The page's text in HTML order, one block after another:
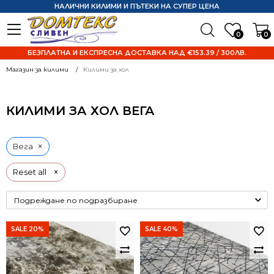
0 0
НАЛИЧНИ КИЛИМИ И ПЪТЕКИ НА СУПЕР ЦЕНА
БЕЗПЛАТНА И ЕКСПРЕСНА ДОСТАВКА НАД €153.39 / 300ЛВ.
Магазин за килими Килими за хол
КИЛИМИ ЗА ХОЛ ВЕГА
Reset all ×
Вега ×
SALE 20% SALE 40%